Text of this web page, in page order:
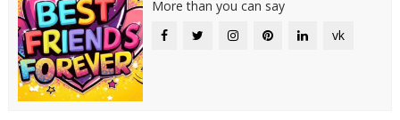
More than you can say
vk